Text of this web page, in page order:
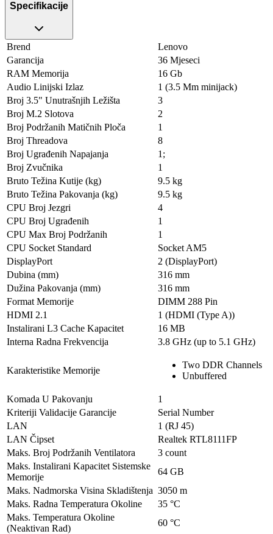
Specifikacije
Brend
Lenovo
Garancija
36 Mjeseci
RAM Memorija
16 Gb
Audio Linijski Izlaz
1 (3.5 Mm minijack)
Broj 3.5" Unutrašnjih Ležišta
3
Broj M.2 Slotova
2
Broj Podržanih Matičnih Ploča
1
Broj Threadova
8
Broj Ugrađenih Napajanja
1;
Broj Zvučnika
1
Bruto Težina Kutije (kg)
9.5 kg
Bruto Težina Pakovanja (kg)
9.5 kg
CPU Broj Jezgri
4
CPU Broj Ugrađenih
1
CPU Max Broj Podržanih
1
CPU Socket Standard
Socket AM5
DisplayPort
2 (DisplayPort)
Dubina (mm)
316 mm
Dužina Pakovanja (mm)
316 mm
Format Memorije
DIMM 288 Pin
HDMI 2.1
1 (HDMI (Type A))
Instalirani L3 Cache Kapacitet
16 MB
Interna Radna Frekvencija
3.8 GHz (up to 5.1 GHz)
Karakteristike Memorije
Two DDR Channels
Unbuffered
Komada U Pakovanju
1
Kriteriji Validacije Garancije
Serial Number
LAN
1 (RJ 45)
LAN Čipset
Realtek RTL8111FP
Maks. Broj Podržanih Ventilatora
3 count
Maks. Instalirani Kapacitet Sistemske
Memorije
64 GB
Maks. Nadmorska Visina Skladištenja 3050 m
Maks. Radna Temperatura Okoline
35 °C
Maks. Temperatura Okoline
(Neaktivan Rad)
60 °C